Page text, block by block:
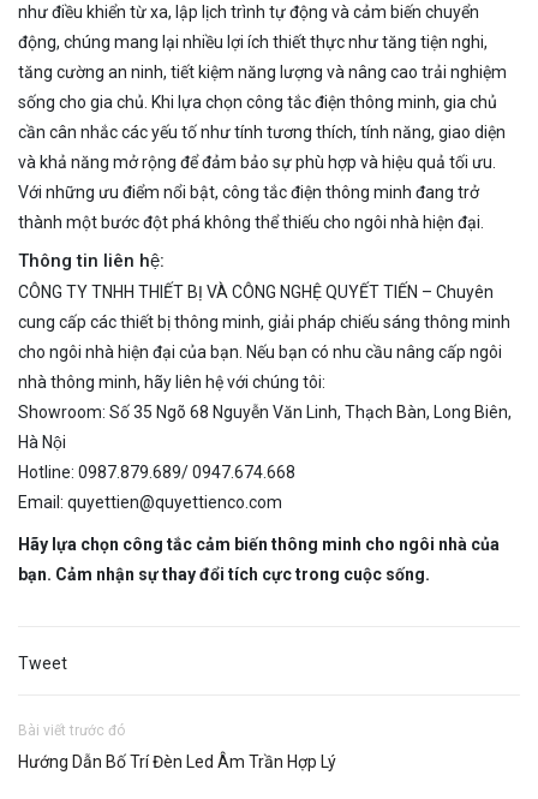
như điều khiển từ xa, lập lịch trình tự động và cảm biến chuyển
động, chúng mang lại nhiều lợi ích thiết thực như tăng tiện nghi,
tăng cường an ninh, tiết kiệm năng lượng và nâng cao trải nghiệm
sống cho gia chủ. Khi lựa chọn công tắc điện thông minh, gia chủ
cần cân nhắc các yếu tố như tính tương thích, tính năng, giao diện
và khả năng mở rộng để đảm bảo sự phù hợp và hiệu quả tối ưu.
Với những ưu điểm nổi bật, công tắc điện thông minh đang trở
thành một bước đột phá không thể thiếu cho ngôi nhà hiện đại.
Thông tin liên hệ:
CÔNG TY TNHH THIẾT BỊ VÀ CÔNG NGHỆ QUYẾT TIẾN – Chuyên
cung cấp các thiết bị thông minh, giải pháp chiếu sáng thông minh
cho ngôi nhà hiện đại của bạn. Nếu bạn có nhu cầu nâng cấp ngôi
nhà thông minh, hãy liên hệ với chúng tôi:
Showroom: Số 35 Ngõ 68 Nguyễn Văn Linh, Thạch Bàn, Long Biên,
Hà Nội
Hotline: 0987.879.689/ 0947.674.668
Email: quyettien@quyettienco.com
Hãy lựa chọn công tắc cảm biến thông minh cho ngôi nhà của
bạn. Cảm nhận sự thay đổi tích cực trong cuộc sống.
Tweet
Bài viết trước đó
Hướng Dẫn Bố Trí Đèn Led Âm Trần Hợp Lý